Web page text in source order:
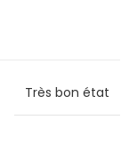
Très bon état